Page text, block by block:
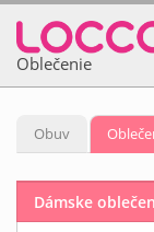
Oblečenie
Obuv
Dámske